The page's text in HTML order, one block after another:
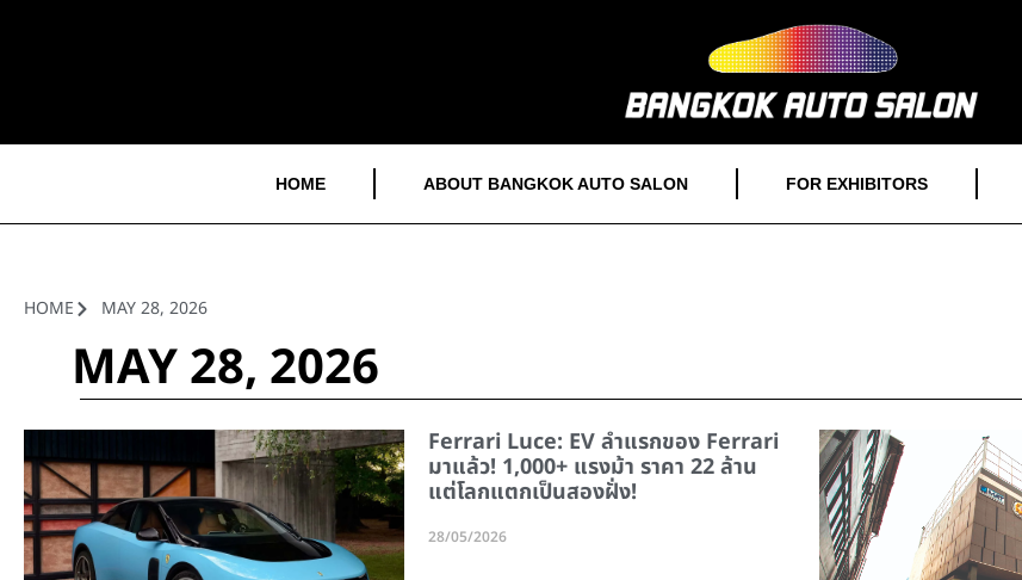
HOME ABOUT BANGKOK AUTO SALON FOR EXHIBITORS
HOME MAY 28, 2026
MAY 28, 2026
Ferrari Luce: EV ลำแรกของ Ferrari
มาแล้ว! 1,000+ แรงม้า ราคา 22 ล้าน
แต่โลกแตกเป็นสองฝั่ง!
28/05/2026